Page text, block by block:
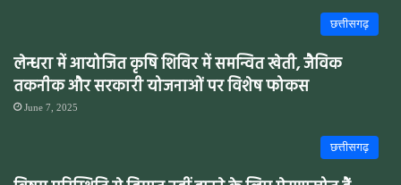
छत्तीसगढ़
लेन्धरा में आयोजित कृषि शिविर में समन्वित खेती, जैविक
तकनीक और सरकारी योजनाओं पर विशेष फोकस
June 7, 2025
छत्तीसगढ़